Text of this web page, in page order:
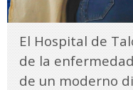
El Hospital de
de la
de un moderno